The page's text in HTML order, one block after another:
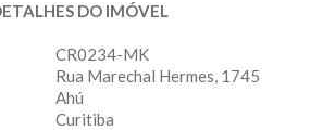
DO IMÓVEL
CR0234-MK
Rua Marechal Hermes, 1745
Ahú
Curitiba